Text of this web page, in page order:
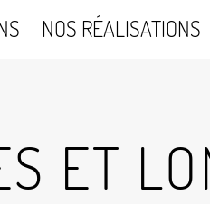
NOS RÉALISATIONS
ET